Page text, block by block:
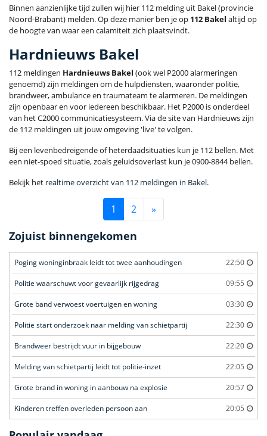
Binnen aanzienlijke tijd zullen wij hier 112 melding uit Bakel (provincie
Noord-Brabant) melden. Op deze manier ben je op 112 Bakel altijd op
de hoogte van waar een calamiteit zich plaatsvindt.
Hardnieuws Bakel
112 meldingen Hardnieuws Bakel (ook wel P2000 alarmeringen
genoemd) zijn meldingen om de hulpdiensten, waaronder politie,
brandweer, ambulance en traumateam te alarmeren. De meldingen
zijn openbaar en voor iedereen beschikbaar. Het P2000 is onderdeel
van het C2000 communicatiesysteem. Via de site van Hardnieuws zijn
de 112 meldingen uit jouw omgeving 'live' te volgen.
Bij een levenbedreigende of heterdaadsituaties kun je 112 bellen. Met
een niet-spoed situatie, zoals geluidsoverlast kun je 0900-8844 bellen.
Bekijk het realtime overzicht van 112 meldingen in Bakel.
1 2 »
Zojuist binnengekomen
Poging woninginbraak leidt tot twee aanhoudingen 22:50
Politie waarschuwt voor gevaarlijk rijgedrag 09:55
Grote band verwoest voertuigen en woning 03:30
Politie start onderzoek naar melding van schietpartij 22:30
Brandweer bestrijdt vuur in bijgebouw 22:20
Melding van schietpartij leidt tot politie-inzet 22:05
Grote brand in woning in aanbouw na explosie 20:57
Kinderen treffen overleden persoon aan 20:05